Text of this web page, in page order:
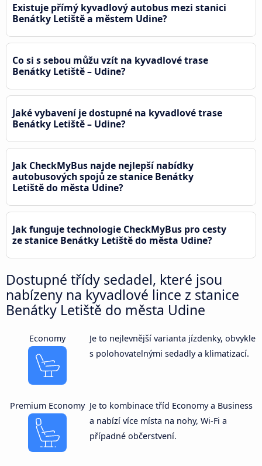
Existuje přímý kyvadlový autobus mezi stanici
Benátky Letiště a městem Udine?
Co si s sebou můžu vzít na kyvadlové trase
Benátky Letiště – Udine?
Jaké vybavení je dostupné na kyvadlové trase
Benátky Letiště – Udine?
Jak CheckMyBus najde nejlepší nabídky
autobusových spojů ze stanice Benátky
Letiště do města Udine?
Jak funguje technologie CheckMyBus pro cesty
ze stanice Benátky Letiště do města Udine?
Dostupné třídy sedadel, které jsou
nabízeny na kyvadlové lince z stanice
Benátky Letiště do města Udine
Economy
Je to nejlevnější varianta jízdenky, obvykle
s polohovatelnými sedadly a klimatizací.
Premium Economy Je to kombinace tříd Economy a Business
a nabízí více místa na nohy, Wi-Fi a
případné občerstvení.